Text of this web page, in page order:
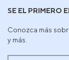
SE EL PRIMERO
Conozca más
y más.